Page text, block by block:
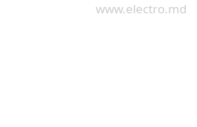
www.electro.md